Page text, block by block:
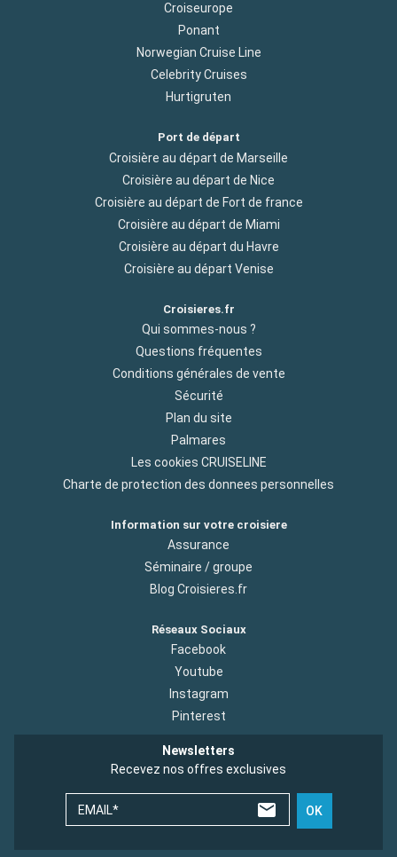
Croiseurope
Ponant
Norwegian Cruise Line
Celebrity Cruises
Hurtigruten
Port de départ
Croisière au départ de Marseille
Croisière au départ de Nice
Croisière au départ de Fort de france
Croisière au départ de Miami
Croisière au départ du Havre
Croisière au départ Venise
Croisieres.fr
Qui sommes-nous ?
Questions fréquentes
Conditions générales de vente
Sécurité
Plan du site
Palmares
Les cookies CRUISELINE
Charte de protection des donnees personnelles
Information sur votre croisiere
Assurance
Séminaire / groupe
Blog Croisieres.fr
Réseaux Sociaux
Facebook
Youtube
Instagram
Pinterest
Newsletters
Recevez nos offres exclusives
EMAIL* OK